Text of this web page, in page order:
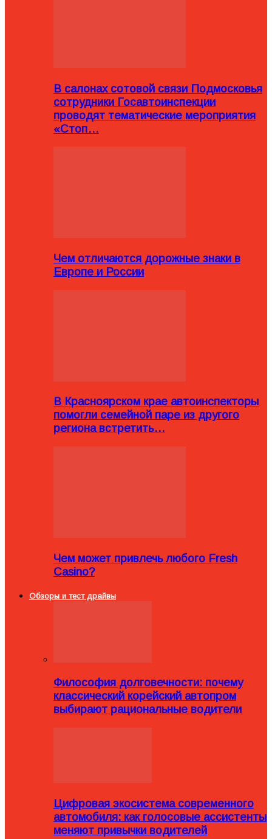
В салонах сотовой связи Подмосковья
сотрудники Госавтоинспекции
проводят тематические мероприятия
«Стоп…
Чем отличаются дорожные знаки в
Европе и России
В Красноярском крае автоинспекторы
помогли семейной паре из другого
региона встретить…
Чем может привлечь любого Fresh
Casino?
Обзоры и тест драйвы
Философия долговечности: почему
классический корейский автопром
выбирают рациональные водители
Цифровая экосистема современного
автомобиля: как голосовые ассистенты
меняют привычки водителей